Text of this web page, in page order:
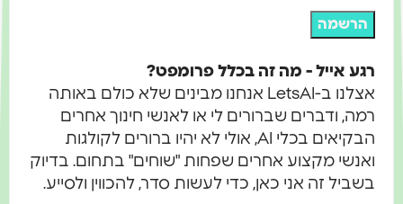
הרשמה
רגע אייל - מה זה בכלל פרומפט?
אצלנו ב-LetsAI אנחנו מבינים שלא כולם באותה
רמה, ודברים שברורים לי או לאנשי חינוך אחרים
הבקיאים בכלי AI, אולי לא יהיו ברורים לקולגות
ואנשי מקצוע אחרים שפחות "שוחים" בתחום. בדיוק
בשביל זה אני כאן, כדי לעשות סדר, להכווין ולסייע.